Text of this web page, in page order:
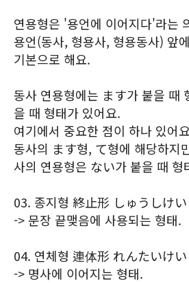
연용형은 '용언에 이어지다'라는
용언(동사, 형용사, 형용동사) 앞
기본으로 해요.
동사 연용형에는 ます가 붙을 때
을 때 형태가 있어요.
여기에서 중요한 점이 하나 있어
동사의 ます형, て형에 해당하지
사의 연용형은 ない가 붙을 때 형
03. 종지형 終止形 しゅうしけい
-> 문장 끝맺음에 사용되는 형태.
04. 연체형 連体形 れんたいけい
-> 명사에 이어지는 형태.